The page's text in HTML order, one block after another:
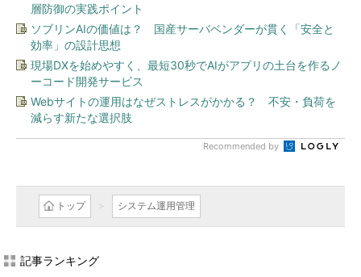
層防御の実践ポイント
ソブリンAIの価値は？ 国産サーバベンダーが貫く「安全と
効率」の設計思想
現場DXを始めやすく、最短30秒でAIがアプリの土台を作るノ
ーコード開発サービス
Webサイトの運用はなぜストレスがかかる？ 不安・負荷を
減らす新たな選択肢
Recommended by
トップ システム運用管理
記事ランキング